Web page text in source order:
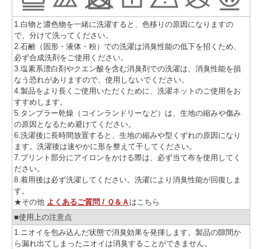
1.白物と濃色物を一緒に洗濯すると、色移りの原因になりますの
で、分けて洗ってください。
2.石鹸（固形・液体・粉）での洗濯は消臭性能の低下を招くため、
必ず合成洗剤をご使用ください。
3.塩素系漂白剤やクエン酸を含む消臭剤での洗濯は、消臭性能を損
なう恐れがありますので、使用しないでください。
4.製品をより長くご使用いただくために、洗濯ネットのご使用をお
すすめします。
5.タンブラー乾燥（コインランドリーなど）は、生地の縮みや傷み
の原因となるため避けてください。
6.洗濯後に長時間放置すると、生地の縮みや型くずれの原因になり
ます。洗濯後は速やかに形を整えて干してください。
7.プリント部分にアイロンをかける際は、必ず当て布を使用してく
ださい。
8.着用後は必ず洗濯してください。洗濯により消臭性能が回復しま
す。
★その他 よくあるご質問 / Ｑ＆Ａ はこちら
■使用上の注意点
1.ニオイを包み込んだ状態で消臭効果を発揮します。製品の隙間か
ら漏れ出てしまったニオイは消臭することができません。